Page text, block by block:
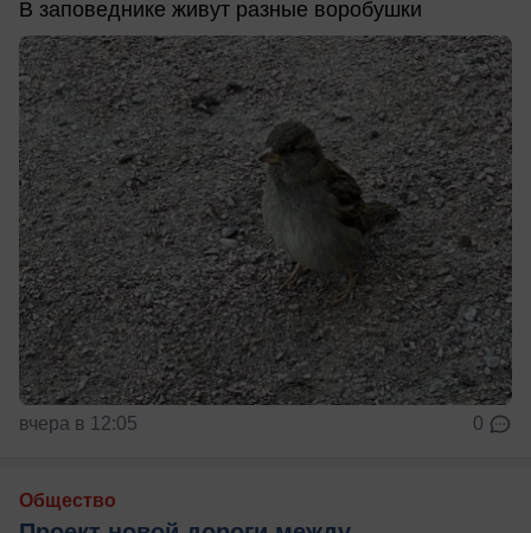
В заповеднике живут разные воробушки
вчера в 12:05 0
Общество